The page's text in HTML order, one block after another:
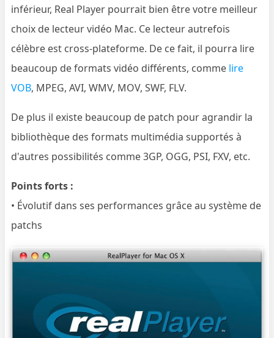
inférieur, Real Player pourrait bien être votre meilleur
choix de lecteur vidéo Mac. Ce lecteur autrefois
célèbre est cross-plateforme. De ce fait, il pourra lire
beaucoup de formats vidéo différents, comme lire
VOB, MPEG, AVI, WMV, MOV, SWF, FLV.
De plus il existe beaucoup de patch pour agrandir la
bibliothèque des formats multimédia supportés à
d'autres possibilités comme 3GP, OGG, PSI, FXV, etc.
Points forts :
• Évolutif dans ses performances grâce au système de
patchs